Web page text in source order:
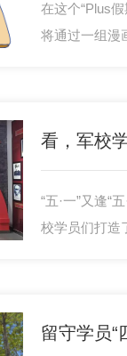
在这个“Plus
将通过一组漫
看，军校
“五·一”又逢“
校学员们打造
留守学员“